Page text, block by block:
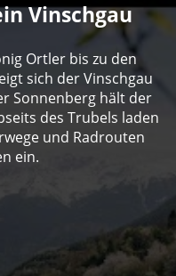
Vinschgau
Ortler bis zu den
sich der Vinschgau
Sonnenberg hält der
des Trubels laden
und Radrouten
ein.